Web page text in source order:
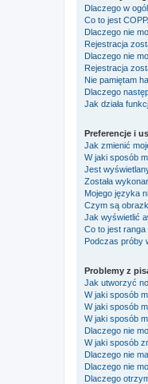
Dlaczego w
Co to jest
Dlaczego nie
Rejestracja
Dlaczego nie
Rejestracja
Nie pamiętam
Dlaczego
Jak działa
Preferencje i
Jak zmienić
W jaki sposób
Jest
Została
Mojego języka
Czym są
Jak wyświetlić
Co to jest
Podczas próby
Problemy z
Jak utworzyć
W jaki sposób
W jaki sposób
W jaki sposób
Dlaczego nie
W jaki sposób
Dlaczego nie
Dlaczego nie
Dlaczego